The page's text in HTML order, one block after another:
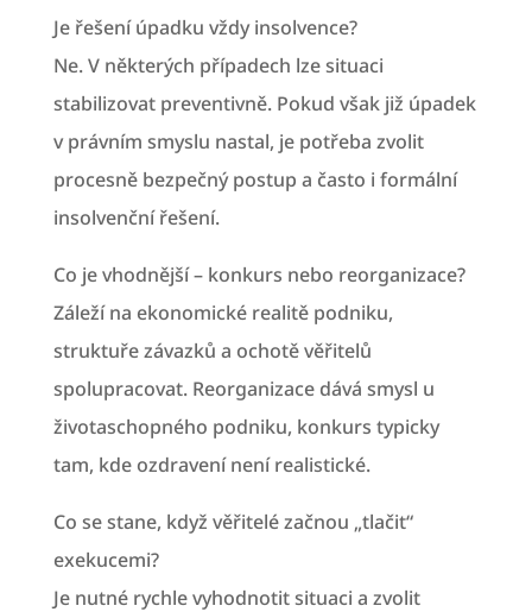
Je řešení úpadku vždy insolvence?
Ne. V některých případech lze situaci
stabilizovat preventivně. Pokud však již úpadek
v právním smyslu nastal, je potřeba zvolit
procesně bezpečný postup a často i formální
insolvenční řešení.
Co je vhodnější – konkurs nebo reorganizace?
Záleží na ekonomické realitě podniku,
struktuře závazků a ochotě věřitelů
spolupracovat. Reorganizace dává smysl u
životaschopného podniku, konkurs typicky
tam, kde ozdravení není realistické.
Co se stane, když věřitelé začnou „tlačit“
exekucemi?
Je nutné rychle vyhodnotit situaci a zvolit